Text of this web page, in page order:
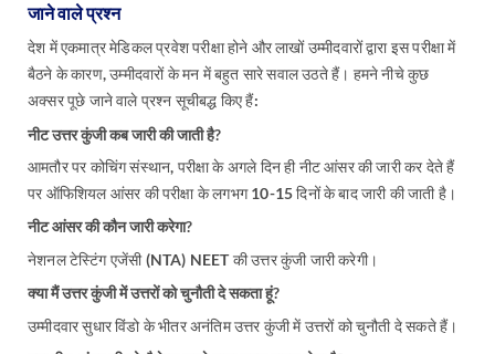
जाने वाले प्रश्न
देश में एकमात्र मेडिकल प्रवेश परीक्षा होने और लाखों उम्मीदवारों द्वारा इस परीक्षा में
बैठने के कारण, उम्मीदवारों के मन में बहुत सारे सवाल उठते हैं। हमने नीचे कुछ
अक्सर पूछे जाने वाले प्रश्न सूचीबद्ध किए हैं:
नीट उत्तर कुंजी कब जारी की जाती है?
आमतौर पर कोचिंग संस्थान, परीक्षा के अगले दिन ही नीट आंसर की जारी कर देते हैं
पर ऑफिशियल आंसर की परीक्षा के लगभग 10-15 दिनों के बाद जारी की जाती है।
नीट आंसर की कौन जारी करेगा?
नेशनल टेस्टिंग एजेंसी (NTA) NEET की उत्तर कुंजी जारी करेगी।
क्या मैं उत्तर कुंजी में उत्तरों को चुनौती दे सकता हूं?
उम्मीदवार सुधार विंडो के भीतर अनंतिम उत्तर कुंजी में उत्तरों को चुनौती दे सकते हैं।